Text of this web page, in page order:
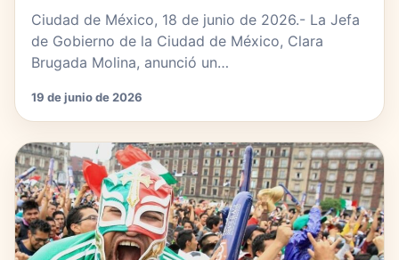
Ciudad de México, 18 de junio de 2026.- La Jefa
de Gobierno de la Ciudad de México, Clara
Brugada Molina, anunció un…
19 de junio de 2026